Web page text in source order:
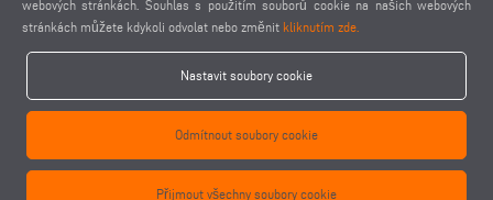
elumatec AG - Pinacher Straße 61 - 75417 Mühlacker - Germany - Phone+49 7041-14 0
-mail@elumatec.com
elumatec AG infocenter - Lugwaldstraße 20 - 75417 Mühlacker - Germany
webových stránkách. Souhlas s použitím souborů cookie na našich webových
stránkách můžete kdykoli odvolat nebo změnit kliknutím zde.
Nastavit soubory cookie
Odmítnout soubory cookie
Přijmout všechny soubory cookie